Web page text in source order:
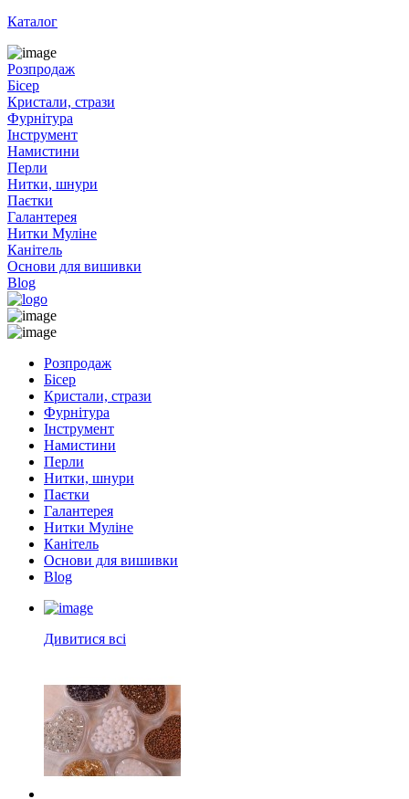
Каталог
Розпродаж
Бісер
Кристали, стрази
Фурнітура
Інструмент
Намистини
Перли
Нитки, шнури
Паєтки
Галантерея
Нитки Муліне
Канітель
Основи для вишивки
Blog
Розпродаж
Бісер
Кристали, стрази
Фурнітура
Інструмент
Намистини
Перли
Нитки, шнури
Паєтки
Галантерея
Нитки Муліне
Канітель
Основи для вишивки
Blog
Дивитися всі